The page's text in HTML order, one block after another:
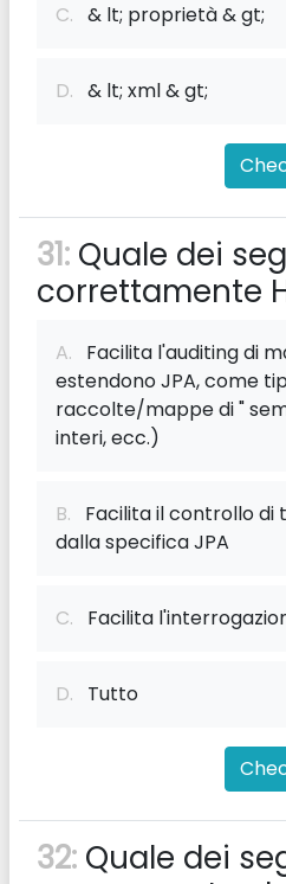
C. & lt; proprietà & gt;
D. & lt; xml & gt;
31: Quale dei
correttamente
A. Facilita l'auditing di
estendono JPA, come
raccolte/mappe di "
interi, ecc.)
B. Facilita il controllo
dalla specifica JPA
C. Facilita
D. Tutto
32: Quale dei